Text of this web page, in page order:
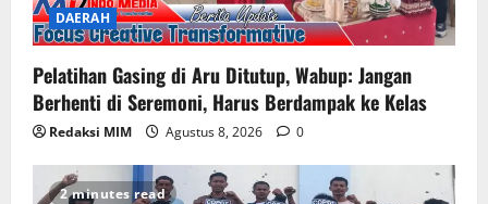
DAERAH
Pelatihan Gasing di Aru Ditutup, Wabup: Jangan
Berhenti di Seremoni, Harus Berdampak ke Kelas
Redaksi MIM Agustus 8, 2026 0
2 minutes read